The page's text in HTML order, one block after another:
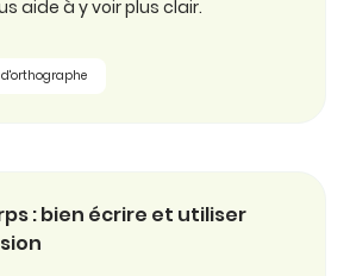
aide à y voir plus clair.
d'orthographe
: bien écrire et utiliser